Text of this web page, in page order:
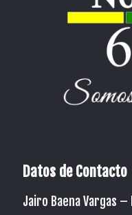
Datos de Contacto
Jairo Baena Vargas –